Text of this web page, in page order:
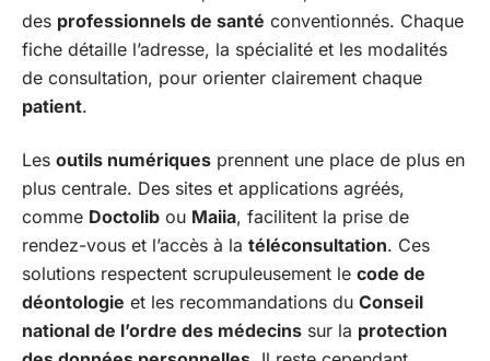
des professionnels de santé conventionnés. Chaque
fiche détaille l’adresse, la spécialité et les modalités
de consultation, pour orienter clairement chaque
patient.
Les outils numériques prennent une place de plus en
plus centrale. Des sites et applications agréés,
comme Doctolib ou Maiia, facilitent la prise de
rendez-vous et l’accès à la téléconsultation. Ces
solutions respectent scrupuleusement le code de
déontologie et les recommandations du Conseil
national de l’ordre des médecins sur la protection